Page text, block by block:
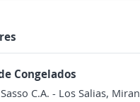
Congelados
C.A. - Los Salias,